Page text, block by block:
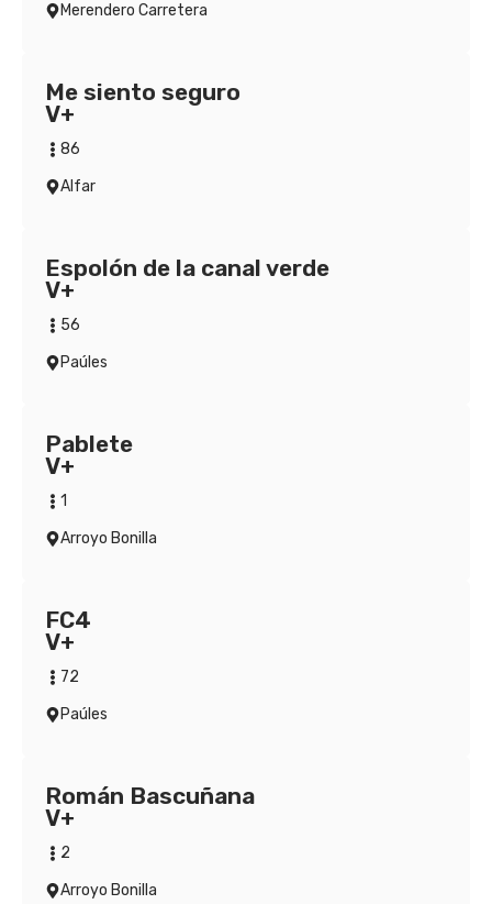
Merendero Carretera
Me siento seguro
V+
86
Alfar
Espolón de la canal verde
V+
56
Paúles
Pablete
V+
1
Arroyo Bonilla
FC4
V+
72
Paúles
Román Bascuñana
V+
2
Arroyo Bonilla